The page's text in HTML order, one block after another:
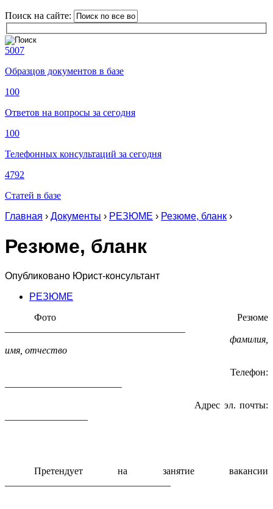
Поиск на сайте:
5007
Образцов документов в базе
100
Ответов на вопросы за сегодня
100
Телефонных консультаций за сегодня
4792
Статей в базе
Главная › Документы › РЕЗЮМЕ › Резюме, бланк ›
Резюме, бланк
Опубликовано Юрист-консультант
РЕЗЮМЕ
Фото Резюме
фамилия,
имя, отчество
Телефон:
Адрес эл. почты:
Претендует на занятие вакансии